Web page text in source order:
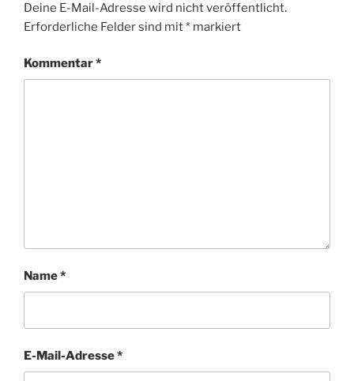
Deine E-Mail-Adresse wird nicht veröffentlicht.
Erforderliche Felder sind mit* markiert
Kommentar*
Name*
E-Mail-Adresse*